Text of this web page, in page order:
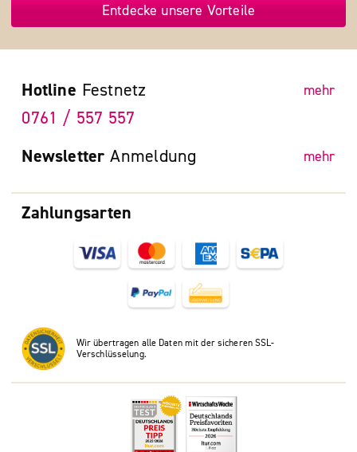
Entdecke unsere Vorteile
Zahlungsarten
Wir übertragen alle Daten mit der sicheren SSL-
Verschlüsselung.
Hotline Festnetz mehr
0761 / 557 557
Newsletter Anmeldung mehr